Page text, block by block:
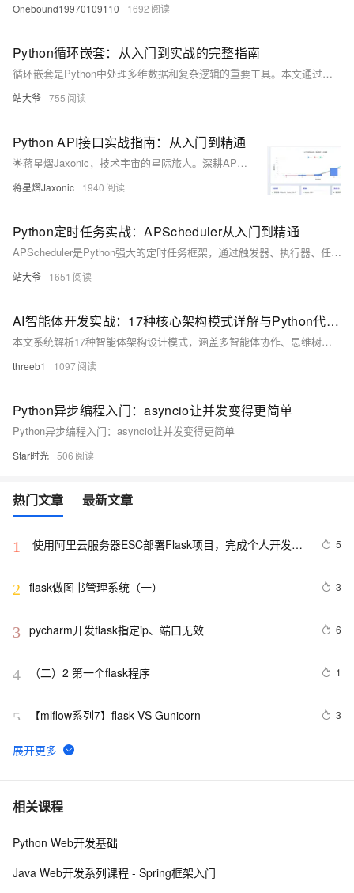
Onebound19970109110 1692
Python循环嵌套：从入门到实战的完整指南
循环嵌套是Python中处理多维数据和复杂逻辑的重要工具。本文通过实例讲解嵌套循环的基本用法、常见组合、性能优化技巧及实战应用，帮助开发者掌握其核心思想，避免常见错误，并探索替代方案与进阶方向。
站大爷 755
Python API接口实战指南：从入门到精通
🌟蒋星熠Jaxonic，技术宇宙的星际旅人。深耕API开发，以Python为舟，探索RESTful、GraphQL等接口奥秘。擅长requests、aiohttp实战，专注性能优化与架构设计，用代码连接万物，谱写极客诗篇。
蒋星熠Jaxonic 1940
Python定时任务实战：APScheduler从入门到精通
APScheduler是Python强大的定时任务框架，通过触发器、执行器、任务存储和调度器四大组件，灵活实现各类周期性任务。支持内存、数据库、Redis等持久化存储，适用于Web集成、数据抓取、邮件发送等场景，解决传统sleep循环的诸多缺陷，助力构建稳定可靠的自动化系统。（238字）
站大爷 1651
AI智能体开发实战：17种核心架构模式详解与Python代码实现
本文系统解析17种智能体架构设计模式，涵盖多智能体协作、思维树、反思优化与工具调用等核心范式，结合LangChain与LangGraph实现代码工作流，并通过真实案例验证效果，助力构建高效AI系统。
threeb1 1097
Python异步编程入门：asyncio让并发变得更简单
Python异步编程入门：asyncio让并发变得更简单
Star时光 506
热门文章 最新文章
1
使用阿里云服务器ESC部署Flask项目，完成个人开发
5
2 flask做图书管理系统（一） 3
3 6
4 （二）2 第一个flask程序 1
5 【mlflow系列7】flask VS Gunicorn 3
6 Python Web：Django、Flask和FastAPI框架对比
7 【flask入门系列】Flask对象初始化参数以及Flask工程配
8 flask学习笔记（二）
相关课程
Python Web开发基础
Java Web开发系列课程 - Spring框架入门